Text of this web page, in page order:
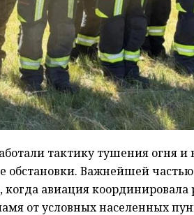
тактику тушения огня и
обстановки. Важнейшей
авиация координировала
от условных населенных